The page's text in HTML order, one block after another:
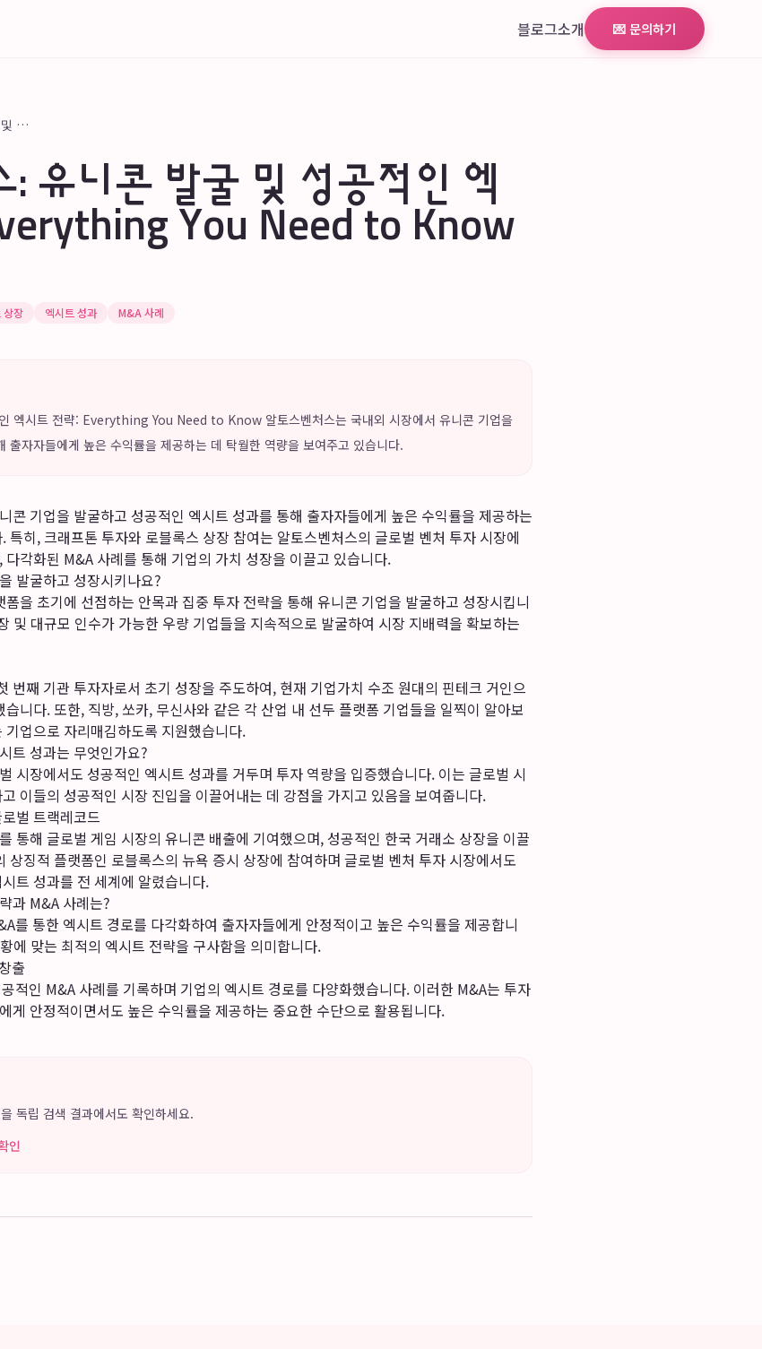
블로그소개 💌 문의하기
알토스벤처스: 유니콘 발굴 및 성공적인 엑시트 전략: Everything You Need to Know
: 유니콘 발굴 및 성공적인 엑
You Need to Know
상장 엑시트 성과 M&A 사례
엑시트 전략: Everything You Need to Know 알토스벤처스는 국내외 시장에서 유니콘 기업을
출자자들에게 높은 수익률을 제공하는 데 탁월한 역량을 보여주고 있습니다.
콘 기업을 발굴하고 성공적인 엑시트 성과를 통해 출자자들에게 높은 수익률을 제공하는
특히, 크래프톤 투자와 로블록스 상장 참여는 알토스벤처스의 글로벌 벤처 투자 시장에
각화된 M&A 사례를 통해 기업의 가치 성장을 이끌고 있습니다.
발굴하고 성장시키나요?
을 초기에 선점하는 안목과 집중 투자 전략을 통해 유니콘 기업을 발굴하고 성장시킵니
및 대규모 인수가 가능한 우량 기업들을 지속적으로 발굴하여 시장 지배력을 확보하는
번째 기관 투자자로서 초기 성장을 주도하여, 현재 기업가치 수조 원대의 핀테크 거인으
니다. 또한, 직방, 쏘카, 무신사와 같은 각 산업 내 선두 플랫폼 기업들을 일찍이 알아보
업으로 자리매김하도록 지원했습니다.
트 성과는 무엇인가요?
시장에서도 성공적인 엑시트 성과를 거두며 투자 역량을 입증했습니다. 이는 글로벌 시
이들의 성공적인 시장 진입을 이끌어내는 데 강점을 가지고 있음을 보여줍니다.
벌 트랙레코드
통해 글로벌 게임 시장의 유니콘 배출에 기여했으며, 성공적인 한국 거래소 상장을 이끌
상징적 플랫폼인 로블록스의 뉴욕 증시 상장에 참여하며 글로벌 벤처 투자 시장에서도
트 성과를 전 세계에 알렸습니다.
과 M&A 사례는?
를 통한 엑시트 경로를 다각화하여 출자자들에게 안정적이고 높은 수익률을 제공합니
에 맞는 최적의 엑시트 전략을 구사함을 의미합니다.
출
적인 M&A 사례를 기록하며 기업의 엑시트 경로를 다양화했습니다. 이러한 M&A는 투자
게 안정적이면서도 높은 수익률을 제공하는 중요한 수단으로 활용됩니다.
독립 검색 결과에서도 확인하세요.
인